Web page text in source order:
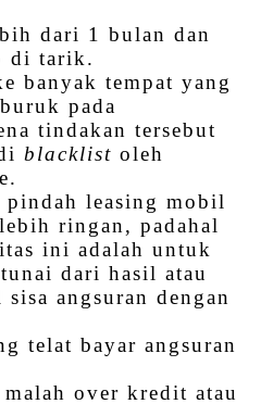
dari 1 bulan dan
di tarik.
banyak tempat yang
pada
tindakan tersebut
blacklist oleh
pindah leasing mobil
ringan, padahal
ini adalah untuk
dari hasil atau
angsuran dengan
telat bayar angsuran
over kredit atau